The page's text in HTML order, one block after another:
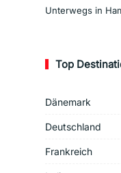
Unterwegs in
Top
Dänemark
Deutschland
Frankreich